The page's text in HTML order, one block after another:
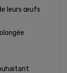
leurs œufs